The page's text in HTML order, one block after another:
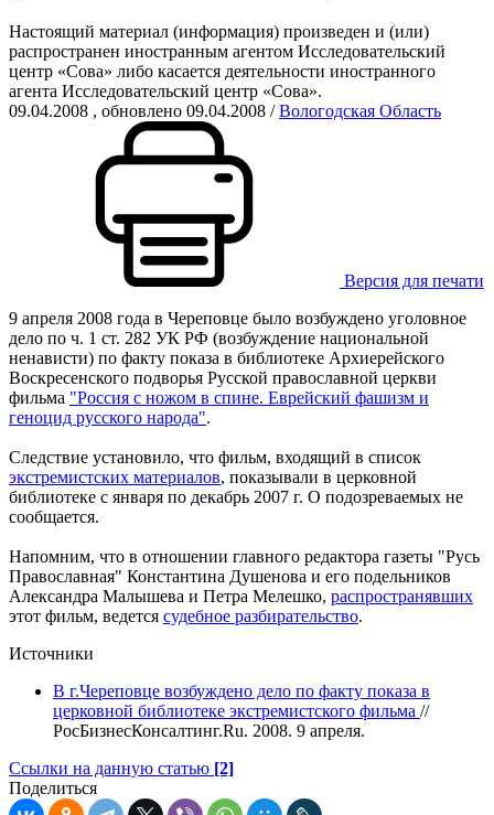
Настоящий материал (информация) произведен и (или)
распространен иностранным агентом Исследовательский
центр «Сова» либо касается деятельности иностранного
агента Исследовательский центр «Сова».
09.04.2008 , обновлено 09.04.2008 /Вологодская Область
Версия для печати
9 апреля 2008 года в Череповце было возбуждено уголовное
дело по ч. 1 ст. 282 УК РФ (возбуждение национальной
ненависти) по факту показа в библиотеке Архиерейского
Воскресенского подворья Русской православной церкви
фильма "Россия с ножом в спине. Еврейский фашизм и
геноцид русского народа".
Следствие установило, что фильм, входящий в список
экстремистских материалов, показывали в церковной
библиотеке с января по декабрь 2007 г. О подозреваемых не
сообщается.
Напомним, что в отношении главного редактора газеты "Русь
Православная" Константина Душенова и его подельников
Александра Малышева и Петра Мелешко, распространявших
этот фильм, ведется судебное разбирательство.
Источники
В г.Череповце возбуждено дело по факту показа в
церковной библиотеке экстремистского фильма //
РосБизнесКонсалтинг.Ru. 2008. 9 апреля.
Ссылки на данную статью [2]
Поделиться